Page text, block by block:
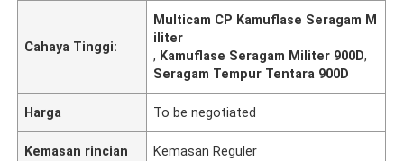
Cahaya Tinggi:
Multicam CP Kamuflase Seragam M
iliter
, Kamuflase Seragam Militer 900D,
Seragam Tempur Tentara 900D
Harga To be negotiated
Kemasan rincian Kemasan Reguler